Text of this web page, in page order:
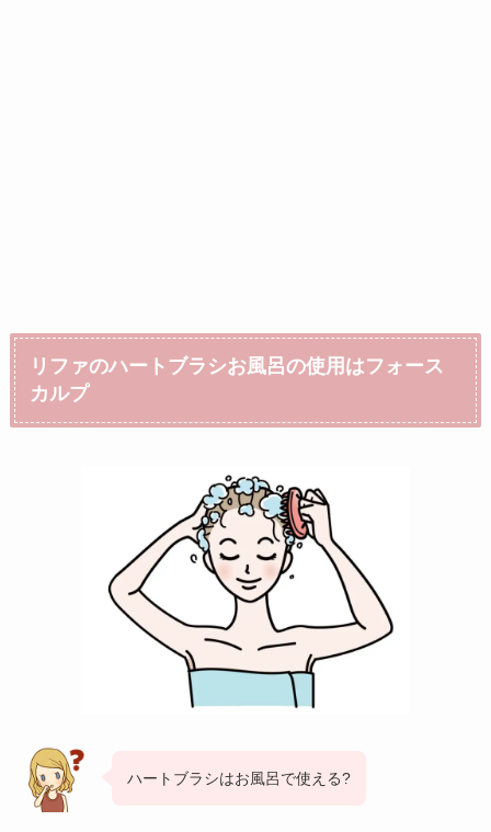
リファのハートブラシお風呂の使用はフォース
カルプ
ハートブラシはお風呂で使える?